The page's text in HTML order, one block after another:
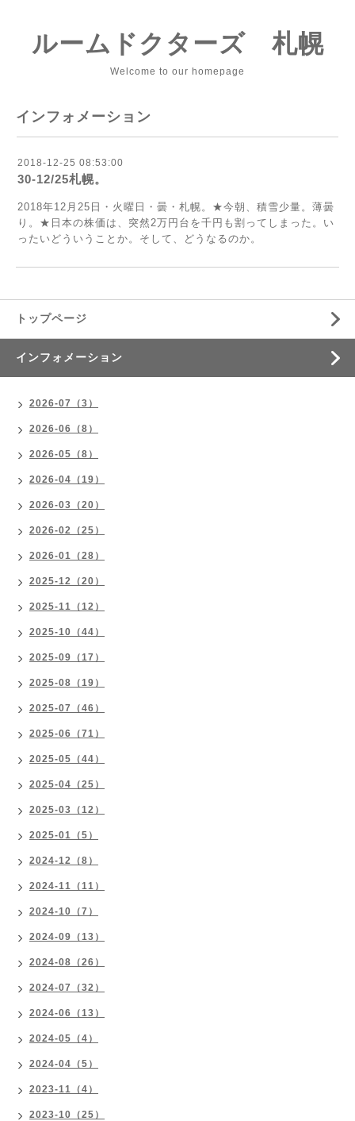
ルームドクターズ 札幌
Welcome to our homepage
インフォメーション
2018-12-25 08:53:00
30-12/25札幌。
2018年12月25日・火曜日・曇・札幌。★今朝、積雪少量。薄曇
り。★日本の株価は、突然2万円台を千円も割ってしまった。い
ったいどういうことか。そして、どうなるのか。
トップページ
インフォメーション
2026-07（3）
2026-06（8）
2026-05（8）
2026-04（19）
2026-03（20）
2026-02（25）
2026-01（28）
2025-12（20）
2025-11（12）
2025-10（44）
2025-09（17）
2025-08（19）
2025-07（46）
2025-06（71）
2025-05（44）
2025-04（25）
2025-03（12）
2025-01（5）
2024-12（8）
2024-11（11）
2024-10（7）
2024-09（13）
2024-08（26）
2024-07（32）
2024-06（13）
2024-05（4）
2024-04（5）
2023-11（4）
2023-10（25）